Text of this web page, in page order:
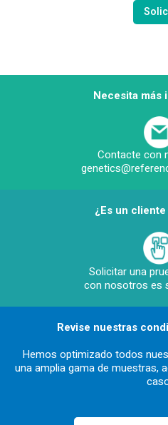
Necesita más
Contacte con
¿Es un
Solicitar una
con nosotros es
Revise nuestras
Hemos optimizado todos
una amplia gama de muestras,